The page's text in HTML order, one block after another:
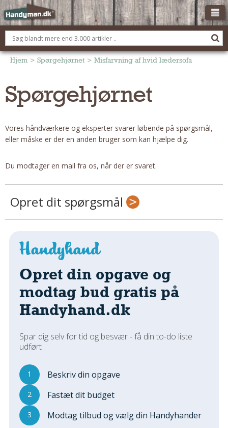
OM HANDYMAN.DK
FÅ 3 TILBUD
BOLIG KØBERÅDGIVNING
Montage Og Nybyg
Reparation Og Vedligehold
Om Materialer
Om Værktøj
Udskiftning Og Montage
Om Materialer
Tips Og Tests
VVS
Montage Og Udskiftning
Reparation Og Vedligehold
Varme Og Energi
Andet
MALER
Indendørs
Udendørs
Kan Det Males?
MURER
Hjem > Spørgehjørnet > Misfarvning af hvid lædersofa
Spørgehjørnet
Vores håndværkere og eksperter svarer løbende på spørgsmål,
eller måske er der en anden bruger som kan hjælpe dig.
Du modtager en mail fra os, når der er svaret.
Opret dit spørgsmål
Opret din opgave og
modtag bud gratis på
Handyhand.dk
Spar dig selv for tid og besvær - få din to-do liste
udført
1 Beskriv din opgave
2 Fastæt dit budget
3 Modtag tilbud og vælg din Handyhander